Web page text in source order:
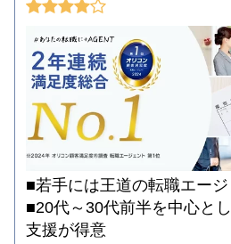
■若手には王道の転職エージ
■20代～30代前半を中心と
支援が得意